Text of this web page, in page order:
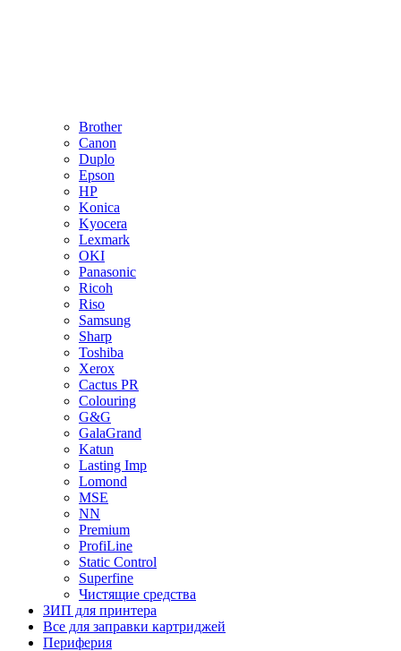
Brother
Canon
Duplo
Epson
HP
Konica
Kyocera
Lexmark
OKI
Panasonic
Ricoh
Riso
Samsung
Sharp
Toshiba
Xerox
Cactus PR
Colouring
G&G
GalaGrand
Katun
Lasting Imp
Lomond
MSE
NN
Premium
ProfiLine
Static Control
Superfine
Чистящие средства
ЗИП для принтера
Все для заправки картриджей
Периферия